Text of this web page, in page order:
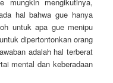
mungkin mengikutinya,
hal bahwa gue hanya
untuk apa gue menipu
dipertontonkan orang
adalah hal terberat
mental dan keberadaan